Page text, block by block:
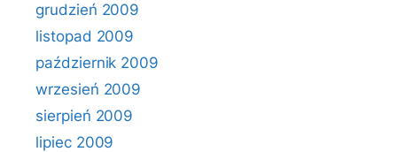
grudzień 2009
listopad 2009
październik 2009
wrzesień 2009
sierpień 2009
lipiec 2009